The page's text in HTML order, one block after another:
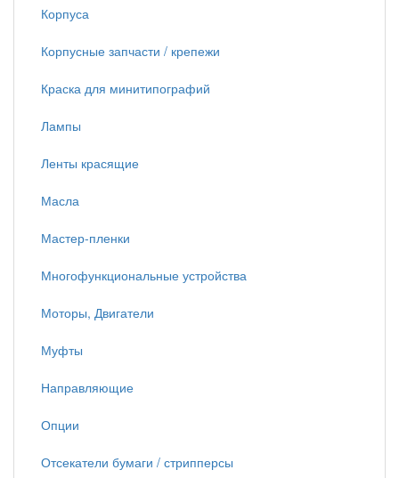
Корпуса
Корпусные запчасти / крепежи
Краска для минитипографий
Лампы
Ленты красящие
Масла
Мастер-пленки
Многофункциональные устройства
Моторы, Двигатели
Муфты
Направляющие
Опции
Отсекатели бумаги / стрипперсы